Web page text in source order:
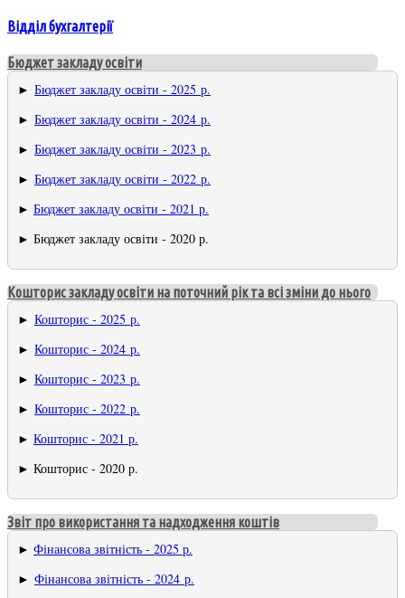
Відділ бухгалтерії
Бюджет закладу освіти
► Бюджет закладу освіти - 2025 р.
► Бюджет закладу освіти - 2024 р.
► Бюджет закладу освіти - 2023 р.
► Бюджет закладу освіти - 2022 р.
► Бюджет закладу освіти - 2021 р.
► Бюджет закладу освіти - 2020 р.
Кошторис закладу освіти на поточний рік та всі зміни до нього
► Кошторис - 2025 р.
► Кошторис - 2024 р.
► Кошторис - 2023 р.
► Кошторис - 2022 р.
► Кошторис - 2021 р.
► Кошторис - 2020 р.
Звіт про використання та надходження коштів
► Фінансова звітність - 2025 р.
► Фінансова звітність - 2024 р.